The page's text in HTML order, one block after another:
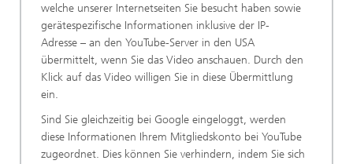
welche unserer Internetseiten Sie besucht haben sowie
gerätespezifische Informationen inklusive der IP-
Adresse – an den YouTube-Server in den USA
übermittelt, wenn Sie das Video anschauen. Durch den
Klick auf das Video willigen Sie in diese Übermittlung
ein.
Sind Sie gleichzeitig bei Google eingeloggt, werden
diese Informationen Ihrem Mitgliedskonto bei YouTube
zugeordnet. Dies können Sie verhindern, indem Sie sich